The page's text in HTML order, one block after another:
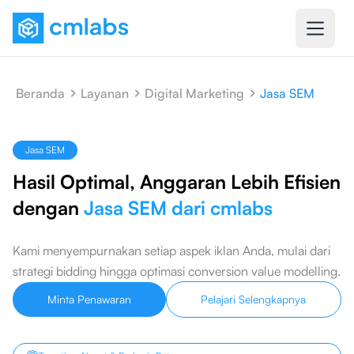
Beranda Layanan Digital Marketing Jasa SEM
Jasa SEM
Hasil Optimal, Anggaran Lebih Efisien
dengan Jasa SEM dari cmlabs
Kami menyempurnakan setiap aspek iklan Anda, mulai dari
strategi bidding hingga optimasi conversion value modelling.
Minta Penawaran Pelajari Selengkapnya